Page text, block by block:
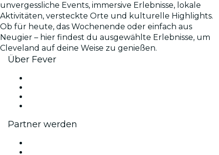
unvergessliche Events, immersive Erlebnisse, lokale
Aktivitäten, versteckte Orte und kulturelle Highlights.
Ob für heute, das Wochenende oder einfach aus
Neugier – hier findest du ausgewählte Erlebnisse, um
Cleveland auf deine Weise zu genießen.
Über Fever
Partner werden